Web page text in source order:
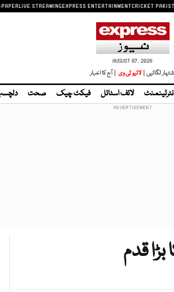
LIVE STREAMINGEXPRESS ENTERTAINMENTCRICKET
AUGUST 07, 2026
لگائیں | لائیو ٹی وی | آج کا اخبار
لائف اسٹائل فیکٹ چیک صحت